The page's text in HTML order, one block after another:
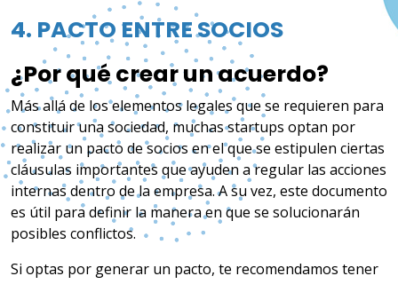
4. PACTO ENTRE SOCIOS
¿Por qué crear un acuerdo?
Más allá de los elementos legales que se requieren para
constituir una sociedad, muchas startups optan por
realizar un pacto de socios en el que se estipulen ciertas
cláusulas importantes que ayuden a regular las acciones
internas dentro de la empresa. A su vez, este documento
es útil para definir la manera en que se solucionarán
posibles conflictos.
Si optas por generar un pacto, te recomendamos tener